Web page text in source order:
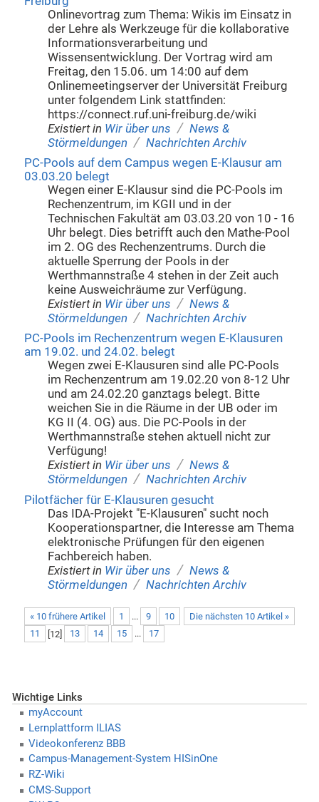
Onlinevortrag zum Thema: Wikis im Einsatz in
der Lehre als Werkzeuge für die kollaborative
Informationsverarbeitung und
Wissensentwicklung. Der Vortrag wird am
Freitag, den 15.06. um 14:00 auf dem
Onlinemeetingserver der Universität Freiburg
unter folgendem Link stattfinden:
https://connect.ruf.uni-freiburg.de/wiki
Existiert in Wir über uns / News &
Störmeldungen / Nachrichten Archiv
PC-Pools auf dem Campus wegen E-Klausur am
03.03.20 belegt
Wegen einer E-Klausur sind die PC-Pools im
Rechenzentrum, im KGII und in der
Technischen Fakultät am 03.03.20 von 10 - 16
Uhr belegt. Dies betrifft auch den Mathe-Pool
im 2. OG des Rechenzentrums. Durch die
aktuelle Sperrung der Pools in der
Werthmannstraße 4 stehen in der Zeit auch
keine Ausweichräume zur Verfügung.
Existiert in Wir über uns / News &
Störmeldungen / Nachrichten Archiv
PC-Pools im Rechenzentrum wegen E-Klausuren
am 19.02. und 24.02. belegt
Wegen zwei E-Klausuren sind alle PC-Pools
im Rechenzentrum am 19.02.20 von 8-12 Uhr
und am 24.02.20 ganztags belegt. Bitte
weichen Sie in die Räume in der UB oder im
KG II (4. OG) aus. Die PC-Pools in der
Werthmannstraße stehen aktuell nicht zur
Verfügung!
Existiert in Wir über uns / News &
Störmeldungen / Nachrichten Archiv
Pilotfächer für E-Klausuren gesucht
Das IDA-Projekt "E-Klausuren" sucht noch
Kooperationspartner, die Interesse am Thema
elektronische Prüfungen für den eigenen
Fachbereich haben.
Existiert in Wir über uns / News &
Störmeldungen / Nachrichten Archiv
« 10 frühere Artikel Die nächsten 10 Artikel »
1 ... 9
10
11
[12] 13 14 15 ... 17
Wichtige Links
myAccount
Lernplattform ILIAS
Videokonferenz BBB
Campus-Management-System HISinOne
RZ-Wiki
CMS-Support